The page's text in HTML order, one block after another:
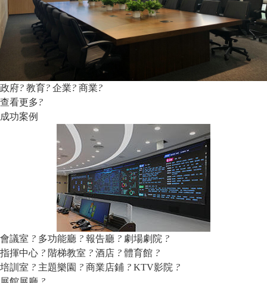
政府? 教育? 企業? 商業?
查看更多?
成功案例
會議室 ? 多功能廳 ? 報告廳 ? 劇場劇院 ?
指揮中心 ? 階梯教室 ? 酒店 ? 體育館 ?
培訓室 ? 主題樂園 ? 商業店鋪 ? KTV影院 ?